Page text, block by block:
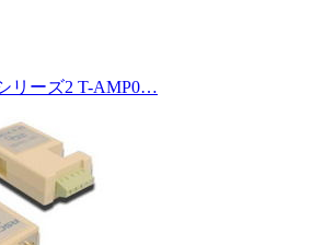
リーズ2 T-AMP0…